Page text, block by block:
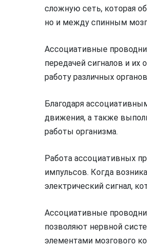
сложную сеть, которая
но и между спинным
Ассоциативные
передачей сигналов и
работу различных
Благодаря
движения, а также
работы организма.
Работа ассоциативных
импульсов. Когда
электрический сигнал,
Ассоциативные
позволяют нервной
элементами мозгового